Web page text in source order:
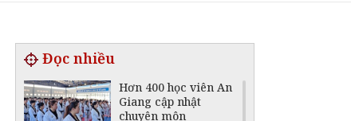
Đọc nhiều
Hơn 400 học viên An
Giang cập nhật
chuyên môn